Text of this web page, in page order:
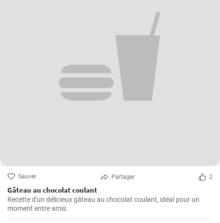
Sauver Partager 2
Gâteau au chocolat coulant
Recette d'un délicieux gâteau au chocolat coulant, idéal pour un
moment entre amis.